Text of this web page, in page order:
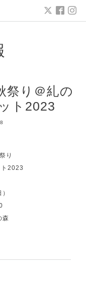
祭り＠糺の
ト2023
り
ト2023
森